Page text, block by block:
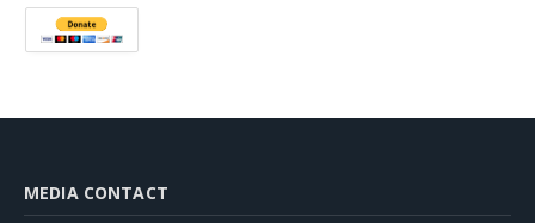
MEDIA CONTACT